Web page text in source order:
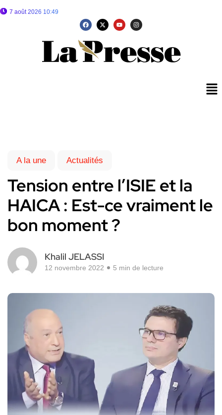
7 août 2026 10:49
A la une Actualités
Tension entre l’ISIE et la
HAICA : Est-ce vraiment le
bon moment ?
Khalil JELASSI
12 novembre 2022 5 min de lecture